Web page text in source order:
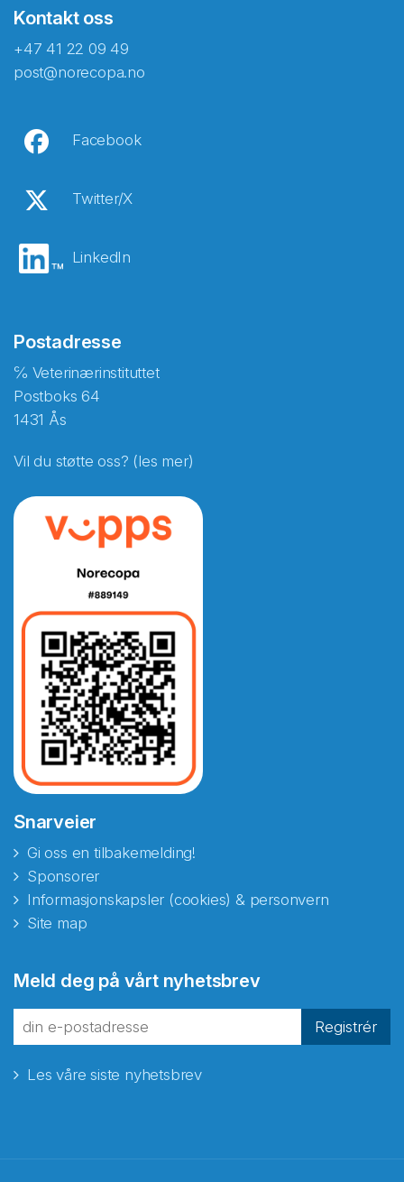
Kontakt oss
+47 41 22 09 49
post@norecopa.no
Facebook
Twitter/X
LinkedIn
Postadresse
℅ Veterinærinstituttet
Postboks 64
1431 Ås
Vil du støtte oss? (les mer)
Snarveier
Gi oss en tilbakemelding!
Sponsorer
Informasjonskapsler (cookies) & personvern
Site map
Meld deg på vårt nyhetsbrev
Registrér
Les våre siste nyhetsbrev
fra Norecopa